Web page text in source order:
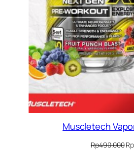
Muscletech
Rp490.000Rp